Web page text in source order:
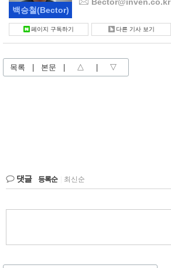
백승철(Bector)
페이지 구독하기 다른 기사 보기
목록 본문 △ ▽
댓글 등록순 최신순